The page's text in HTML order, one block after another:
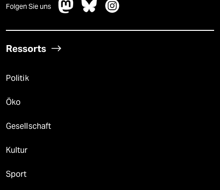
Folgen Sie uns
Ressorts
Politik
Öko
Gesellschaft
Kultur
Sport